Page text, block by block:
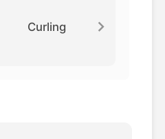
Curling